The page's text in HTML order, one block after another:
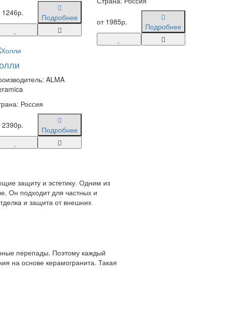
1246р. Подробнее от 1985р. Подробнее
ALMA
Россия
2390р. Подробнее
защиту и эстетику. Одним из
Он подходит для частных и
и защита от внешних
перепады. Поэтому каждый
на основе керамогранита. Такая